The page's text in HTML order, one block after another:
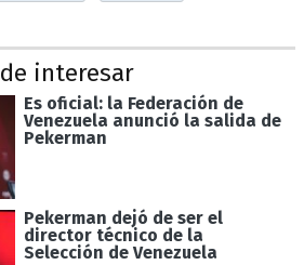
interesar
Es oficial: la Federación de
Venezuela anunció la salida de
Pekerman
Pekerman dejó de ser el
director técnico de la
Selección de Venezuela